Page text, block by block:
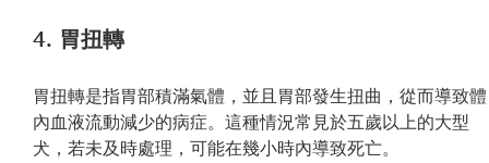
4. 胃扭轉
胃扭轉是指胃部積滿氣體，並且胃部發生扭曲，從而導致體
內血液流動減少的病症。這種情況常見於五歲以上的大型
犬，若未及時處理，可能在幾小時內導致死亡。